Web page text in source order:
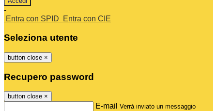
-
Entra con SPID
Entra con CIE
Seleziona utente
button close ×
Recupero password
button close ×
E-mail Verrà inviato un messaggio